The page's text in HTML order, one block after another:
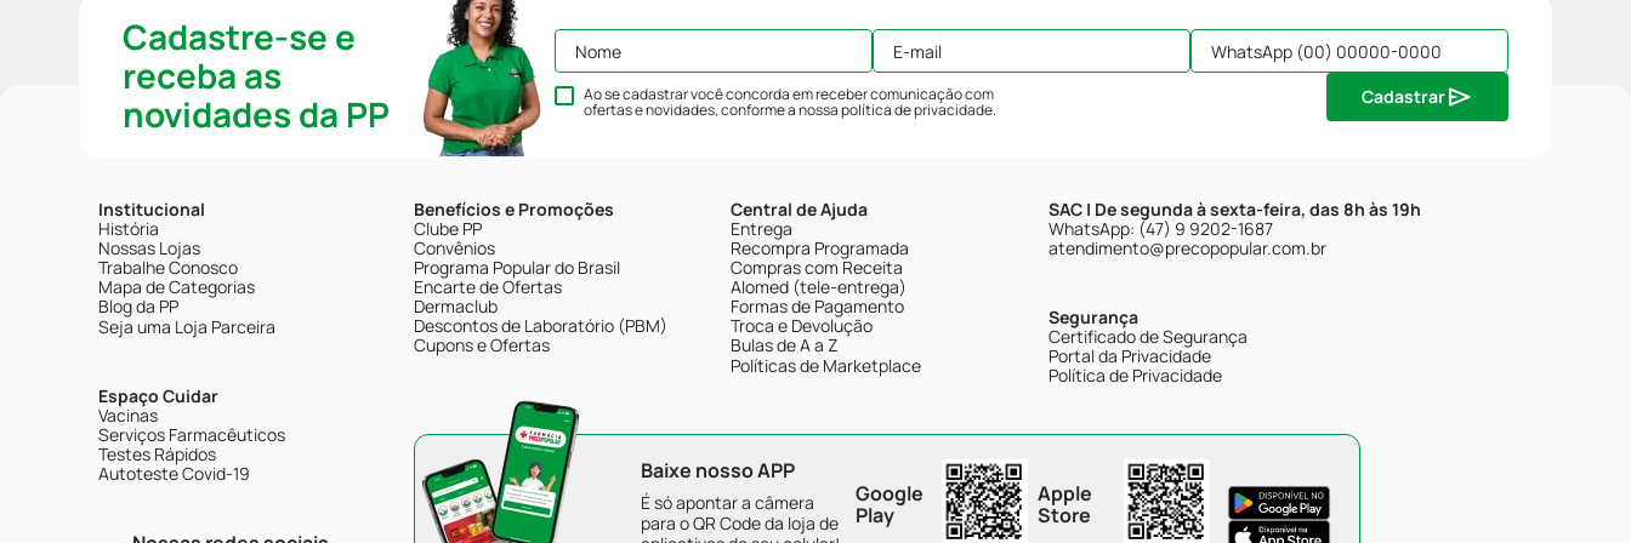
Cadastre-se e
receba as
novidades da PP
Ao se cadastrar você concorda em receber comunicação com
ofertas e novidades, conforme a nossapolítica de privacidade.
Cadastrar
Institucional
História
Nossas Lojas
Trabalhe Conosco
Mapa de Categorias
Blog da PP
Seja uma Loja Parceira
Espaço Cuidar
Vacinas
Serviços Farmacêuticos
Testes Rápidos
Autoteste Covid-19
Benefícios e Promoções
Clube PP
Convênios
Programa Popular do Brasil
Encarte de Ofertas
Dermaclub
Descontos de Laboratório (PBM)
Cupons e Ofertas
Central de Ajuda
Entrega
Recompra Programada
Compras com Receita
Alomed (tele-entrega)
Formas de Pagamento
Troca e Devolução
Bulas de A a Z
Políticas de Marketplace
SAC | De segunda à sexta-feira, das 8h às 19h
WhatsApp: (47) 9 9202-1687
atendimento@precopopular.com.br
Segurança
Certificado de Segurança
Portal da Privacidade
Política de Privacidade
Baixe nosso APP
É só apontar a câmera
para o QR Code da loja de
Google
Play
Apple
Store